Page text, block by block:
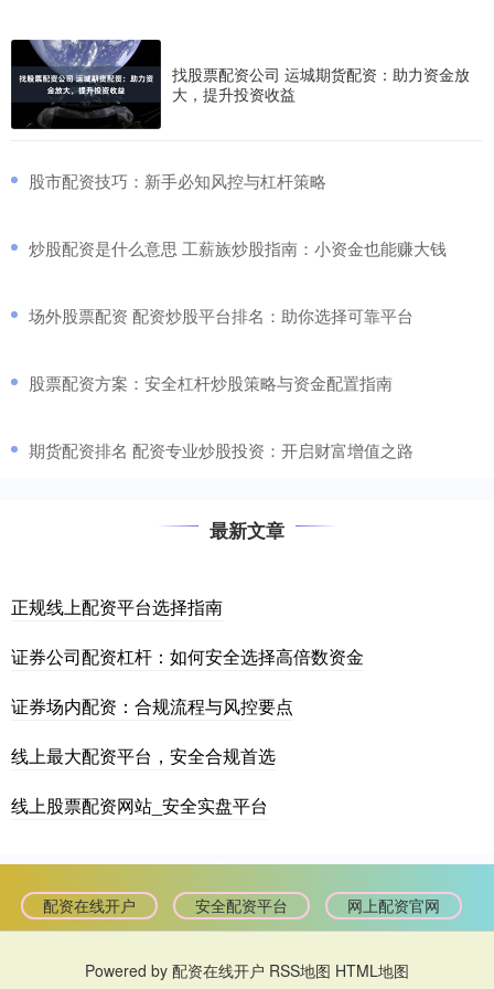
找股票配资公司 运城期货配资：助力资金放
大，提升投资收益
​股市配资技巧：新手必知风控与杠杆策略
​炒股配资是什么意思 工薪族炒股指南：小资金也能赚大钱
​场外股票配资 配资炒股平台排名：助你选择可靠平台
​股票配资方案：安全杠杆炒股策略与资金配置指南
​期货配资排名 配资专业炒股投资：开启财富增值之路
最新文章
正规线上配资平台选择指南
证券公司配资杠杆：如何安全选择高倍数资金
证券场内配资：合规流程与风控要点
线上最大配资平台，安全合规首选
线上股票配资网站_安全实盘平台
配资在线开户 安全配资平台 网上配资官网
Powered by 配资在线开户 RSS地图 HTML地图